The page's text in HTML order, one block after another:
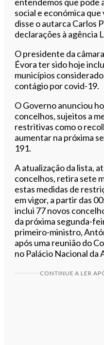
social e económica que
disse o autarca Carlos
declarações à agência
O presidente da
Évora ter sido hoje
municípios
contágio por covid-19.
O Governo anunciou
concelhos, sujeitos a
restritivas como o
aumentar na próxima
191.
A atualização da lista,
concelhos, retira sete
estas medidas de
em vigor, a partir das
inclui 77 novos
da próxima segunda-
primeiro-ministro,
após uma reunião do
no Palácio Nacional da
CONTINUE A LER